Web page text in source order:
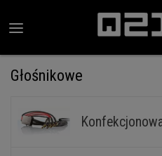
Głośnikowe